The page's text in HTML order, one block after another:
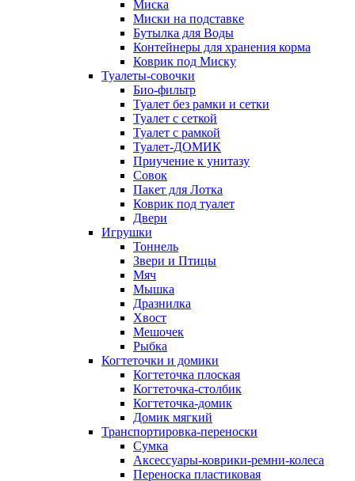
Миска
Миски на подставке
Бутылка для Воды
Контейнеры для хранения корма
Коврик под Миску
Туалеты-совочки
Био-фильтр
Туалет без рамки и сетки
Туалет с сеткой
Туалет с рамкой
Туалет-ДОМИК
Приучение к унитазу
Совок
Пакет для Лотка
Коврик под туалет
Двери
Игрушки
Тоннель
Звери и Птицы
Мяч
Мышка
Дразнилка
Хвост
Мешочек
Рыбка
Когтеточки и домики
Когтеточка плоская
Когтеточка-столбик
Когтеточка-домик
Домик мягкий
Транспортировка-переноски
Сумка
Аксессуары-коврики-ремни-колеса
Переноска пластиковая